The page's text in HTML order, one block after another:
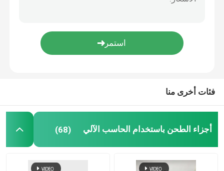
خدمات حقن صب
مكونات الصب الصمامي
فئات أخرى منا
أجزاء الطحن باستخدام الحاسب الآلي (68)